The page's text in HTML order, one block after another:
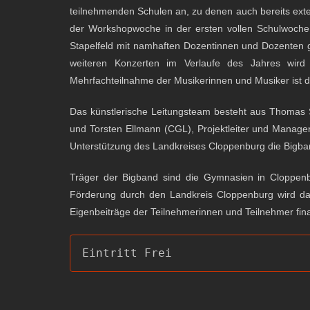
teilnehmenden Schulen an, zu denen auch bereits
der Workshopwoche in der ersten vollen
Stapelfeld mit namhaften Dozentinnen und
weiteren Konzerten im Verlaufe des Jahres
Mehrfachteilnahme der Musikerinnen und Musiker ist
Das künstlerische Leitungsteam besteht aus
und Torsten Ellmann (CGL), Projektleiter und
Unterstützung des Landkreises Cloppenburg die
Träger der Bigband sind die Gymnasien in
Förderung durch den Landkreis Cloppenburg wird
Eigenbeiträge der Teilnehmerinnen und Teilnehmer
Eintritt Frei